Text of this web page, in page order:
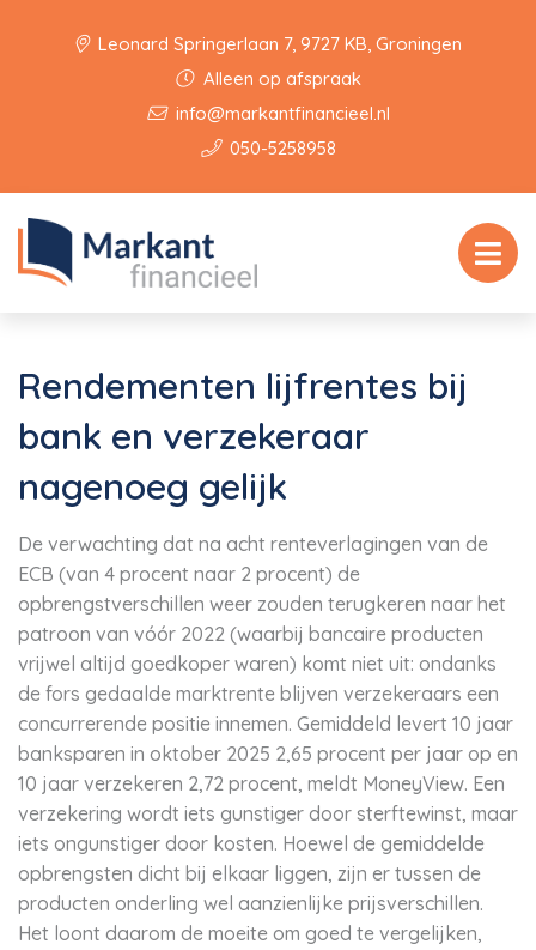
Leonard Springerlaan 7, 9727 KB, Groningen
Alleen op afspraak
info@markantfinancieel.nl
050-5258958
Rendementen lijfrentes bij
bank en verzekeraar
nagenoeg gelijk
De verwachting dat na acht renteverlagingen van de
ECB (van 4 procent naar 2 procent) de
opbrengstverschillen weer zouden terugkeren naar het
patroon van vóór 2022 (waarbij bancaire producten
vrijwel altijd goedkoper waren) komt niet uit: ondanks
de fors gedaalde marktrente blijven verzekeraars een
concurrerende positie innemen. Gemiddeld levert 10 jaar
banksparen in oktober 2025 2,65 procent per jaar op en
10 jaar verzekeren 2,72 procent, meldt MoneyView. Een
verzekering wordt iets gunstiger door sterftewinst, maar
iets ongunstiger door kosten. Hoewel de gemiddelde
opbrengsten dicht bij elkaar liggen, zijn er tussen de
producten onderling wel aanzienlijke prijsverschillen.
Het loont daarom de moeite om goed te vergelijken,